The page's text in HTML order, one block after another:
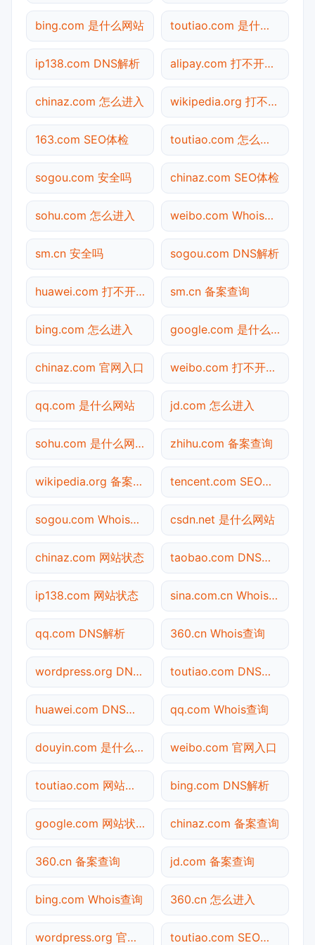
bing.com 是什么网站 toutiao.com 是什么网站
ip138.com DNS解析 alipay.com 打不开检测
chinaz.com 怎么进入 wikipedia.org 打不开检测
163.com SEO体检 toutiao.com 怎么进入
sogou.com 安全吗 chinaz.com SEO体检
sohu.com 怎么进入 weibo.com Whois查询
sm.cn 安全吗 sogou.com DNS解析
huawei.com 打不开检测 sm.cn 备案查询
bing.com 怎么进入 google.com 是什么网站
chinaz.com 官网入口 weibo.com 打不开检测
qq.com 是什么网站 jd.com 怎么进入
sohu.com 是什么网站 zhihu.com 备案查询
wikipedia.org 备案查询 tencent.com SEO体检
sogou.com Whois查询 csdn.net 是什么网站
chinaz.com 网站状态 taobao.com DNS解析
ip138.com 网站状态 sina.com.cn Whois查询
qq.com DNS解析 360.cn Whois查询
wordpress.org DNS解析 toutiao.com DNS解析
huawei.com DNS解析 qq.com Whois查询
douyin.com 是什么网站 weibo.com 官网入口
toutiao.com 网站状态 bing.com DNS解析
google.com 网站状态 chinaz.com 备案查询
360.cn 备案查询 jd.com 备案查询
bing.com Whois查询 360.cn 怎么进入
wordpress.org 官网入口 toutiao.com SEO体检